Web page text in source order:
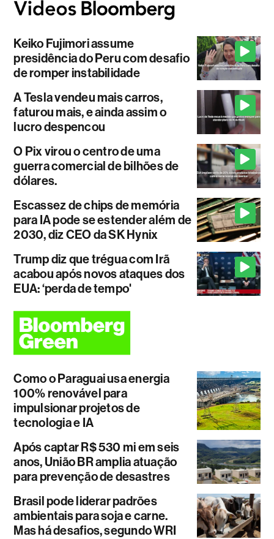
Keiko Fujimori assume
presidência do Peru com desafio
de romper instabilidade
A Tesla vendeu mais carros,
faturou mais, e ainda assim o
lucro despencou
O Pix virou o centro de uma
guerra comercial de bilhões de
dólares.
Escassez de chips de memória
para IA pode se estender além de
2030, diz CEO da SK Hynix
Trump diz que trégua com Irã
acabou após novos ataques dos
EUA: ‘perda de tempo'
Como o Paraguai usa energia
100% renovável para
impulsionar projetos de
tecnologia e IA
Após captar R$ 530 mi em seis
anos, União BR amplia atuação
para prevenção de desastres
Brasil pode liderar padrões
ambientais para soja e carne.
Mas há desafios, segundo WRI